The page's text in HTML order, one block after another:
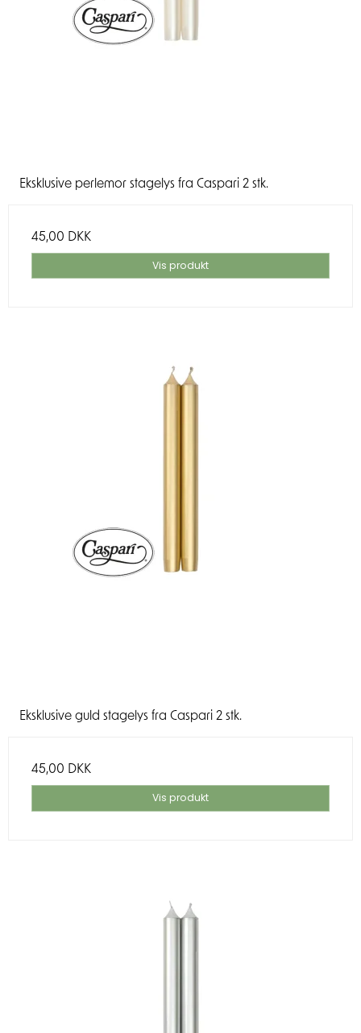
Eksklusive perlemor stagelys fra Caspari 2 stk.
45,00 DKK
Vis produkt
Eksklusive guld stagelys fra Caspari 2 stk.
45,00 DKK
Vis produkt